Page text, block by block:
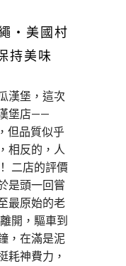
・美國村
持美味
漢堡，這次
堡店——
但品質似乎
相反的，人
二店的評價
是頭一回嘗
最原始的老
開，驅車到
，在滿是泥
耗神費力，